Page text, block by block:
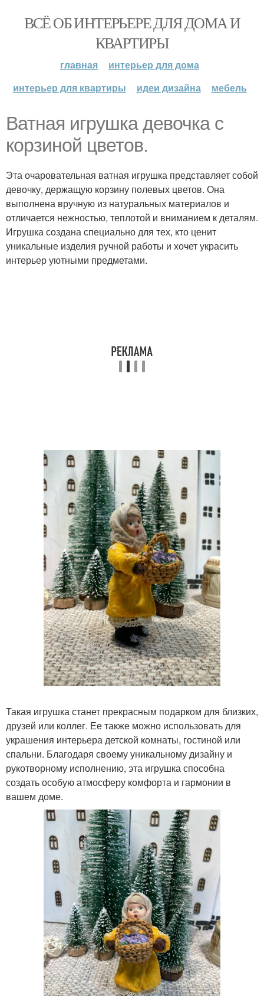
ВСЁ ОБ ИНТЕРЬЕРЕ ДЛЯ ДОМА И
КВАРТИРЫ
главная
интерьер для дома
интерьер для квартиры
идеи дизайна мебель
Ватная игрушка девочка с
корзиной цветов.
Эта очаровательная ватная игрушка представляет собой
девочку, держащую корзину полевых цветов. Она
выполнена вручную из натуральных материалов и
отличается нежностью, теплотой и вниманием к деталям.
Игрушка создана специально для тех, кто ценит
уникальные изделия ручной работы и хочет украсить
интерьер уютными предметами.
Такая игрушка станет прекрасным подарком для близких,
друзей или коллег. Ее также можно использовать для
украшения интерьера детской комнаты, гостиной или
спальни. Благодаря своему уникальному дизайну и
рукотворному исполнению, эта игрушка способна
создать особую атмосферу комфорта и гармонии в
вашем доме.